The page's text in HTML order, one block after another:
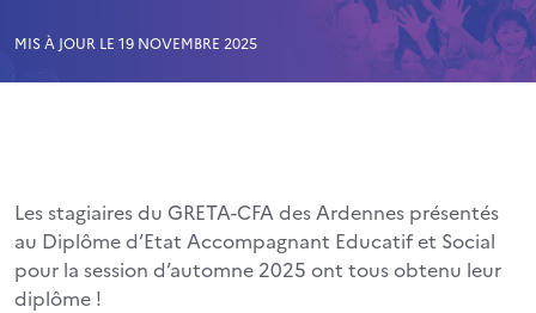
MIS À JOUR LE 19 NOVEMBRE 2025
Les stagiaires du GRETA-CFA des Ardennes présentés
au Diplôme d’Etat Accompagnant Educatif et Social
pour la session d’automne 2025 ont tous obtenu leur
diplôme !